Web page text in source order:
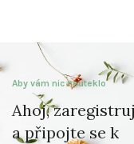
Aby vám nic neuteklo
Ahoj,
a připojte se k